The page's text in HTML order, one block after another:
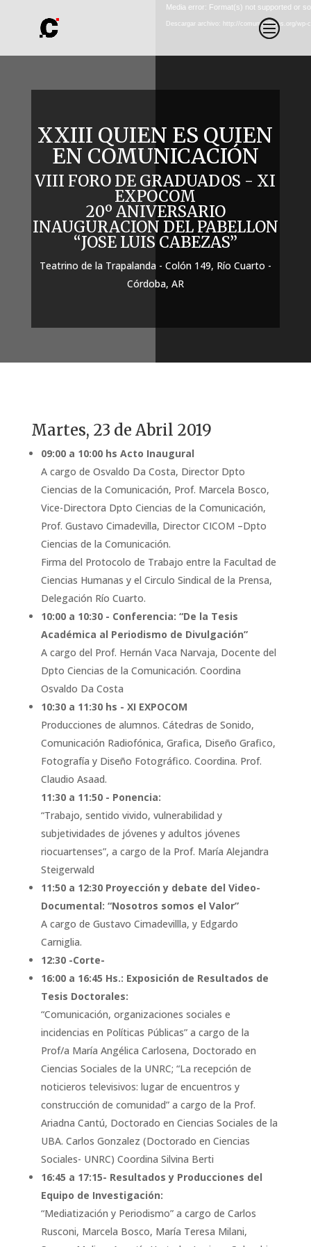
Media error: Format(s) not supported or
Descargar archivo: http://comunicampus.org/wp-
XXIII QUIEN ES QUIEN
EN COMUNICACIÓN
VIII FORO DE GRADUADOS - XI
EXPOCOM
20º ANIVERSARIO
INAUGURACION DEL PABELLON
“JOSE LUIS CABEZAS”
Teatrino de la Trapalanda - Colón 149, Río Cuarto -
Córdoba, AR
Martes, 23 de Abril 2019
09:00 a 10:00 hs Acto Inaugural
A cargo de Osvaldo Da Costa, Director Dpto
Ciencias de la Comunicación, Prof. Marcela Bosco,
Vice-Directora Dpto Ciencias de la Comunicación,
Prof. Gustavo Cimadevilla, Director CICOM –Dpto
Ciencias de la Comunicación.
Firma del Protocolo de Trabajo entre la Facultad de
Ciencias Humanas y el Circulo Sindical de la Prensa,
Delegación Río Cuarto.
10:00 a 10:30 - Conferencia: “De la Tesis
Académica al Periodismo de Divulgación”
A cargo del Prof. Hernán Vaca Narvaja, Docente del
Dpto Ciencias de la Comunicación. Coordina
Osvaldo Da Costa
10:30 a 11:30 hs - XI EXPOCOM
Producciones de alumnos. Cátedras de Sonido,
Comunicación Radiofónica, Grafica, Diseño Grafico,
Fotografía y Diseño Fotográfico. Coordina. Prof.
Claudio Asaad.
11:30 a 11:50 - Ponencia:
“Trabajo, sentido vivido, vulnerabilidad y
subjetividades de jóvenes y adultos jóvenes
riocuartenses”, a cargo de la Prof. María Alejandra
Steigerwald
11:50 a 12:30 Proyección y debate del Video-
Documental: “Nosotros somos el Valor”
A cargo de Gustavo Cimadevillla, y Edgardo
Carniglia.
12:30 -Corte-
16:00 a 16:45 Hs.: Exposición de Resultados de
Tesis Doctorales:
“Comunicación, organizaciones sociales e
incidencias en Políticas Públicas” a cargo de la
Prof/a María Angélica Carlosena, Doctorado en
Ciencias Sociales de la UNRC; “La recepción de
noticieros televisivos: lugar de encuentros y
construcción de comunidad” a cargo de la Prof.
Ariadna Cantú, Doctorado en Ciencias Sociales de la
UBA. Carlos Gonzalez (Doctorado en Ciencias
Sociales- UNRC) Coordina Silvina Berti
16:45 a 17:15- Resultados y Producciones del
Equipo de Investigación:
“Mediatización y Periodismo” a cargo de Carlos
Rusconi, Marcela Bosco, María Teresa Milani,